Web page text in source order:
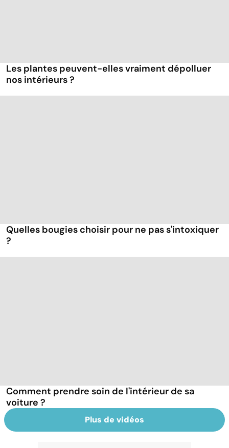
Les plantes peuvent-elles vraiment dépolluer
nos intérieurs ?
Quelles bougies choisir pour ne pas s'intoxiquer
?
Comment prendre soin de l'intérieur de sa
voiture ?
Plus de vidéos